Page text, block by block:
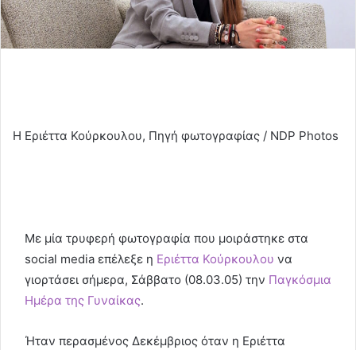
Η Εριέττα Κούρκουλου, Πηγή φωτογραφίας / NDP Photos
Με μία τρυφερή φωτογραφία που μοιράστηκε στα
social media επέλεξε η Εριέττα Κούρκουλου να
γιορτάσει σήμερα, Σάββατο (08.03.05) την Παγκόσμια
Ημέρα της Γυναίκας.
Ήταν περασμένος Δεκέμβριος όταν η Εριέττα